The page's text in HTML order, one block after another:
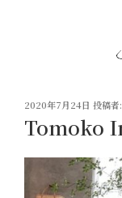
投
稿
日:
2020年7月24日 投稿者:
Tomoko